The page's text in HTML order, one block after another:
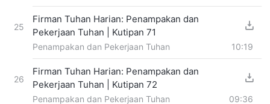
25
Firman Tuhan Harian: Penampakan dan
Pekerjaan Tuhan | Kutipan 71
Penampakan dan Pekerjaan Tuhan 10:19
26
Firman Tuhan Harian: Penampakan dan
Pekerjaan Tuhan | Kutipan 72
Penampakan dan Pekerjaan Tuhan 09:36